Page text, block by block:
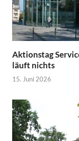
Aktionstag
läuft nichts
15. Juni 2026